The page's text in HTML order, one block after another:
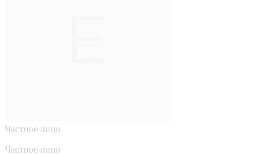
Частное лицо
Частное лицо